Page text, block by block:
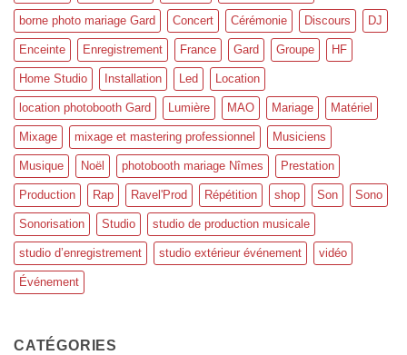
borne photo mariage Gard Concert Cérémonie Discours DJ
Enceinte Enregistrement France Gard Groupe HF
Home Studio Installation Led Location
location photobooth Gard Lumière MAO Mariage Matériel
Mixage mixage et mastering professionnel Musiciens
Musique Noël photobooth mariage Nîmes Prestation
Production Rap Ravel'Prod Répétition shop Son Sono
Sonorisation Studio studio de production musicale
studio d’enregistrement studio extérieur événement vidéo
Événement
CATÉGORIES